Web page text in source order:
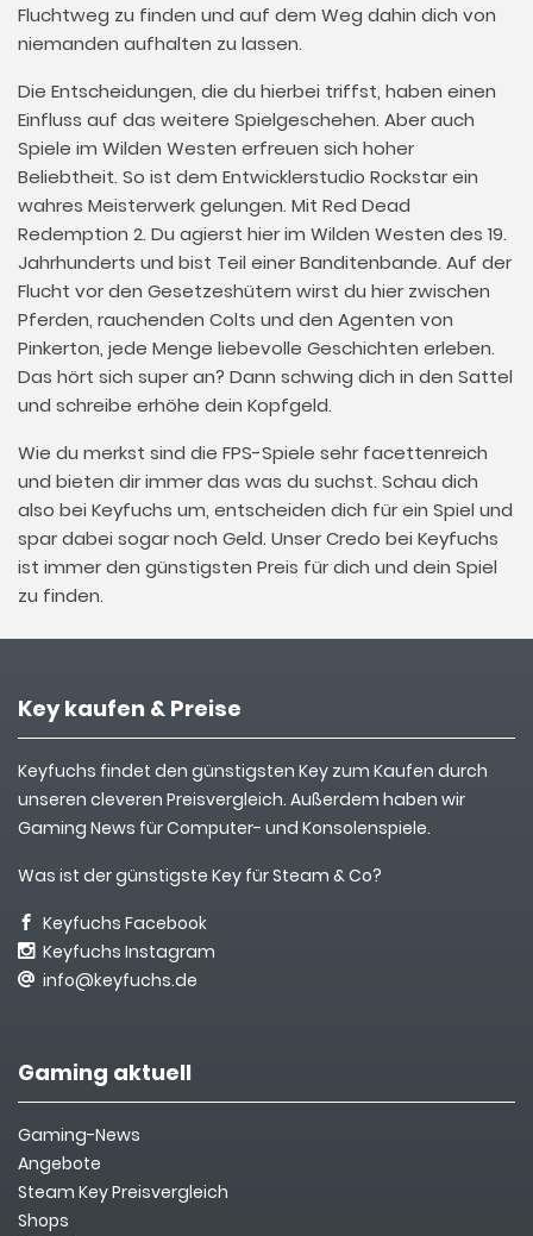
Fluchtweg zu finden und auf dem Weg dahin dich von
niemanden aufhalten zu lassen.
Die Entscheidungen, die du hierbei triffst, haben einen
Einfluss auf das weitere Spielgeschehen. Aber auch
Spiele im Wilden Westen erfreuen sich hoher
Beliebtheit. So ist dem Entwicklerstudio Rockstar ein
wahres Meisterwerk gelungen. Mit Red Dead
Redemption 2. Du agierst hier im Wilden Westen des 19.
Jahrhunderts und bist Teil einer Banditenbande. Auf der
Flucht vor den Gesetzeshütern wirst du hier zwischen
Pferden, rauchenden Colts und den Agenten von
Pinkerton, jede Menge liebevolle Geschichten erleben.
Das hört sich super an? Dann schwing dich in den Sattel
und schreibe erhöhe dein Kopfgeld.
Wie du merkst sind die FPS-Spiele sehr facettenreich
und bieten dir immer das was du suchst. Schau dich
also bei Keyfuchs um, entscheiden dich für ein Spiel und
spar dabei sogar noch Geld. Unser Credo bei Keyfuchs
ist immer den günstigsten Preis für dich und dein Spiel
zu finden.
Key kaufen & Preise
Keyfuchs findet den günstigsten Key zum Kaufen durch
unseren cleveren Preisvergleich. Außerdem haben wir
Gaming News für Computer- und Konsolenspiele.
Was ist der günstigste Key für Steam & Co?
Keyfuchs Facebook
Keyfuchs Instagram
info@keyfuchs.de
Gaming aktuell
Gaming-News
Angebote
Steam Key Preisvergleich
Shops